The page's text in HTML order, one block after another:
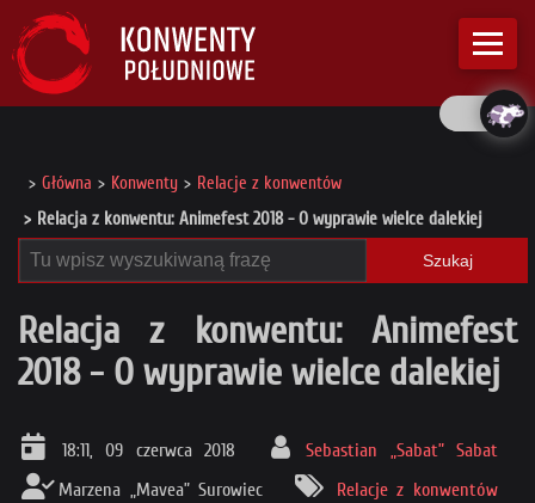
Główna Konwenty
Relacje z konwentów
Relacja z konwentu: Animefest 2018 - O wyprawie wielce dalekiej
Szukaj
Relacja z konwentu: Animefest
2018 - O wyprawie wielce dalekiej
18:11, 09 czerwca 2018
Sebastian „Sabat” Sabat
Marzena „Mavea” Surowiec
Relacje z konwentów